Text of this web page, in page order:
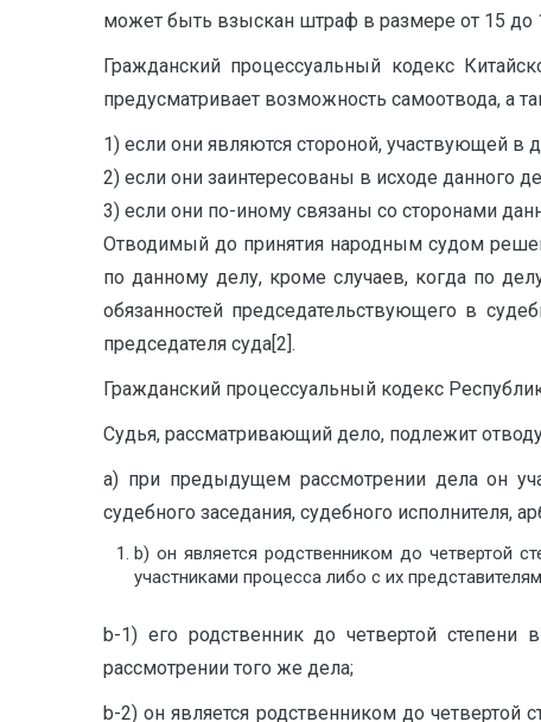
может быть взыскан штраф в размере от 15 до
Гражданский процессуальный кодекс
предусматривает возможность самоотвода, а
1) если они являются стороной, участвующей в
2) если они заинтересованы в исходе данного
3) если они по-иному связаны со сторонами
Отводимый до принятия народным судом
по данному делу, кроме случаев, когда по
обязанностей председательствующего в
председателя суда[2].
Гражданский процессуальный кодекс
Судья, рассматривающий дело, подлежит
а) при предыдущем рассмотрении дела он
судебного заседания, судебного исполнителя,
b) он является родственником до четвертой
участниками процесса либо с их
b-1) его родственник до четвертой степени
рассмотрении того же дела;
b-2) он является родственником до четвертой